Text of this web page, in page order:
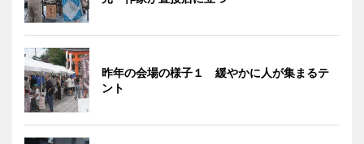
昨年の会場の様子１ 緩やかに人が集まるテ
ント